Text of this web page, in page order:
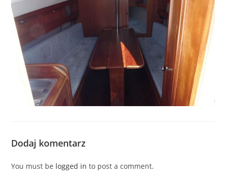
Dodaj komentarz
You must be logged in to post a comment.